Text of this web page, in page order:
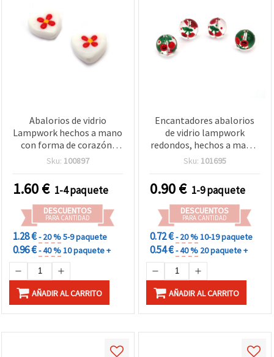
Abalorios de vidrio
Lampwork hechos a mano
con forma de corazón,
color blanco, diseño
mm, agujero 2 mm – Pack
de 2
Sku: 100897
1.60€ 1-4 paquete
DESCUENTOS
PARA CANTIDAD
1.28 €- 20 %5-9 paquete
0.96 €- 40 %10 paquete +
AÑADIR AL CARRITO
Encantadores abalorios
de vidrio lampwork
redondos, hechos a mano,
transparentes con
cerezas, agujero 1 mm –
ideales para bisutería,
accesorios y
manualidades DIY – pack
Sku: 101695
0.90€ 1-9 paquete
DESCUENTOS
PARA CANTIDAD
0.72 €- 20 %10-19 paquete
0.54 €- 40 % 20 paquete +
AÑADIR AL CARRITO